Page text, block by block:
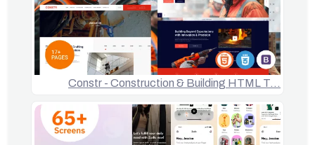
Constr - Construction & Building HTML T…